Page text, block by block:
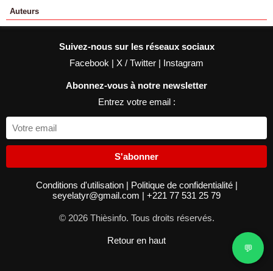
Auteurs
Suivez-nous sur les réseaux sociaux
Facebook | X / Twitter | Instagram
Abonnez-vous à notre newsletter
Entrez votre email :
S'abonner
Conditions d'utilisation | Politique de confidentialité |
seyelatyr@gmail.com | +221 77 531 25 79
© 2026 Thièsinfo. Tous droits réservés.
Retour en haut
💬